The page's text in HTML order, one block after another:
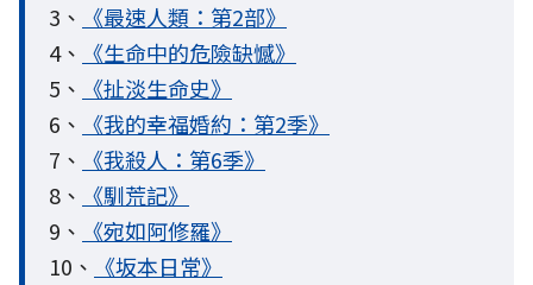
3、 《最速人類：第2部》
4、 《生命中的危險缺憾》
5、 《扯淡生命史》
6、 《我的幸福婚約：第2季》
7、 《我殺人：第6季》
8、 《馴荒記》
9、 《宛如阿修羅》
10、 《坂本日常》